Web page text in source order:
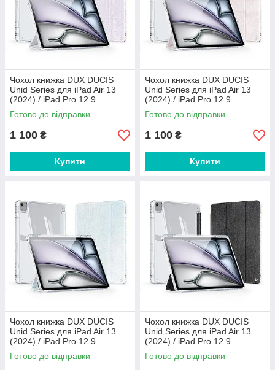
Чохол книжка DUX DUCIS
Unid Series для iPad Air 13
(2024) / iPad Pro 12.9
(2018/2020/2021/2022) Violet
Готово до відправки
1 100 ₴
Купити
Чохол книжка DUX DUCIS
Unid Series для iPad Air 13
(2024) / iPad Pro 12.9
(2018/2020/2021/2022) Pink
Готово до відправки
1 100 ₴
Купити
Чохол книжка DUX DUCIS
Unid Series для iPad Air 13
(2024) / iPad Pro 12.9
(2018/2020/2021/2022) Blue
Готово до відправки
Чохол книжка DUX DUCIS
Unid Series для iPad Air 13
(2024) / iPad Pro 12.9
(2018/2020/2021/2022) Black
Готово до відправки